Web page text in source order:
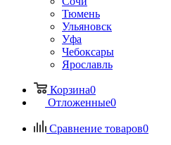
Тюмень
Ульяновск
Уфа
Чебоксары
Ярославль
Корзина0
Отложенные0
Сравнение товаров0